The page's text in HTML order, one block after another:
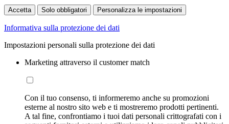
Accetta Solo obbligatori Personalizza le impostazioni
Informativa sulla protezione dei dati
Impostazioni personali sulla protezione dei dati
Marketing attraverso il customer match
Con il tuo consenso, ti informeremo anche su promozioni
esterne al nostro sito web e ti mostreremo prodotti pertinenti.
A tal fine, confrontiamo i tuoi dati personali crittografati con i